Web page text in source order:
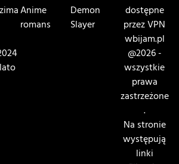
Anime
romans
Demon
Slayer
dostępne
przez VPN
wbijam.pl
@2026 -
wszystkie
prawa
zastrzeżone
.
Na stronie
występują
linki